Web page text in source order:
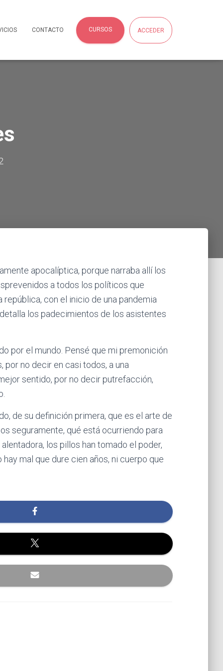
CONTACTO CURSOS ACCEDER
apocalíptica, porque narraba allí los
a todos los políticos que
con el inicio de una pandemia
los padecimientos de los asistentes
por el mundo. Pensé que mi premonición
por no decir en casi todos, a una
sentido, por no decir putrefacción,
de su definición primera, que es el arte de
seguramente, qué está ocurriendo para
los pillos han tomado el poder,
mal que dure cien años, ni cuerpo que